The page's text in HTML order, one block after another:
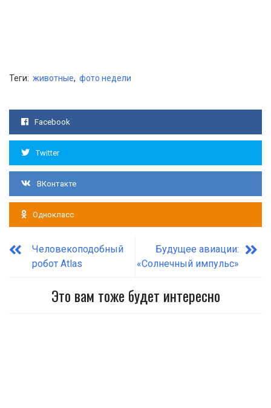
Теги: животные, фото недели
Facebook
Twitter
ВКонтакте
Однокласс
Человекоподобный
робот Atlas
Будущее авиации:
«Солнечный импульс»
Это вам тоже будет интересно